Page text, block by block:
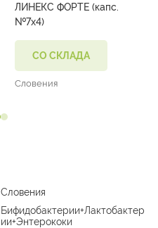
ЛИНЕКС ФОРТЕ (капс.
№7х4)
СО СКЛАДА
Словения
Словения
Бифидобактерии+Лактобактер
ии+Энтерококи